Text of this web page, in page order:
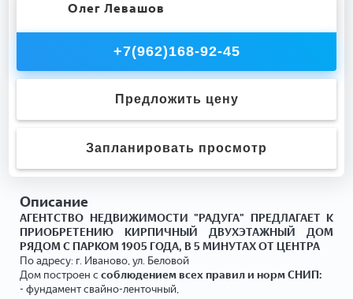
Олег Левашов
+7(962)168-92-45
Предложить цену
Запланировать просмотр
Описание
АГЕНТСТВО НЕДВИЖИМОСТИ "РАДУГА" ПРЕДЛАГАЕТ К
ПРИОБРЕТЕНИЮ КИРПИЧНЫЙ ДВУХЭТАЖНЫЙ ДОМ
РЯДОМ С ПАРКОМ 1905 ГОДА, В 5 МИНУТАХ ОТ ЦЕНТРА
По адресу: г. Иваново, ул. Беловой
Дом построен с соблюдением всех правил и норм СНИП:
- фундамент свайно-ленточный,